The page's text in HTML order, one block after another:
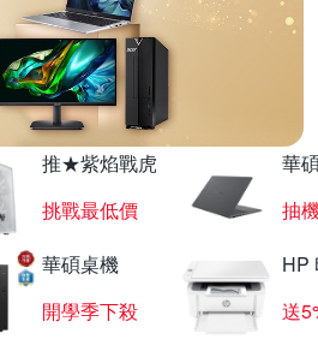
推★紫焰戰虎
挑戰最低價
華
抽
華碩桌機
開學季下殺
HP
送